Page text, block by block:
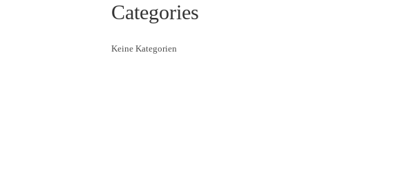
Categories
Keine Kategorien